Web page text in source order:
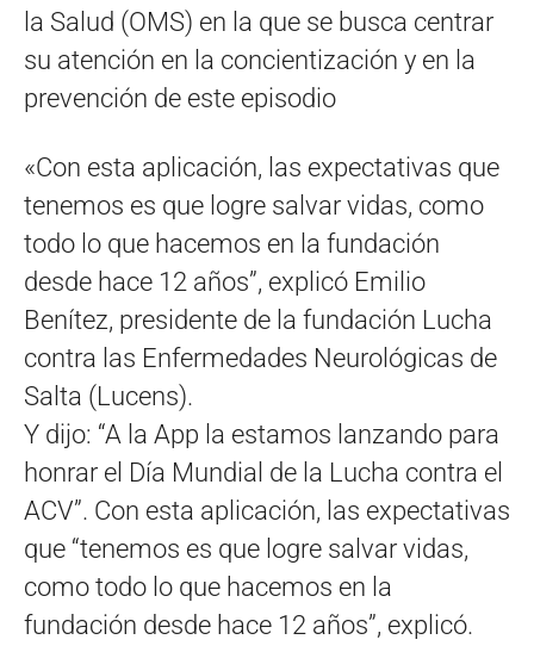
la Salud (OMS) en la que se busca centrar
su atención en la concientización y en la
prevención de este episodio
«Con esta aplicación, las expectativas que
tenemos es que logre salvar vidas, como
todo lo que hacemos en la fundación
desde hace 12 años”, explicó Emilio
Benítez, presidente de la fundación Lucha
contra las Enfermedades Neurológicas de
Salta (Lucens).
Y dijo: “A la App la estamos lanzando para
honrar el Día Mundial de la Lucha contra el
ACV”. Con esta aplicación, las expectativas
que “tenemos es que logre salvar vidas,
como todo lo que hacemos en la
fundación desde hace 12 años”, explicó.